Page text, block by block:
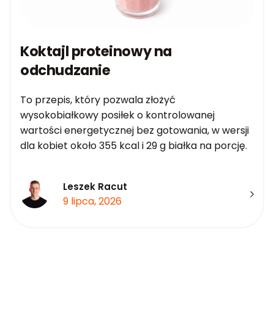
Koktajl proteinowy na
odchudzanie
To przepis, który pozwala złożyć
wysokobiałkowy posiłek o kontrolowanej
wartości energetycznej bez gotowania, w wersji
dla kobiet około 355 kcal i 29 g białka na porcję.
Leszek Racut
9 lipca, 2026